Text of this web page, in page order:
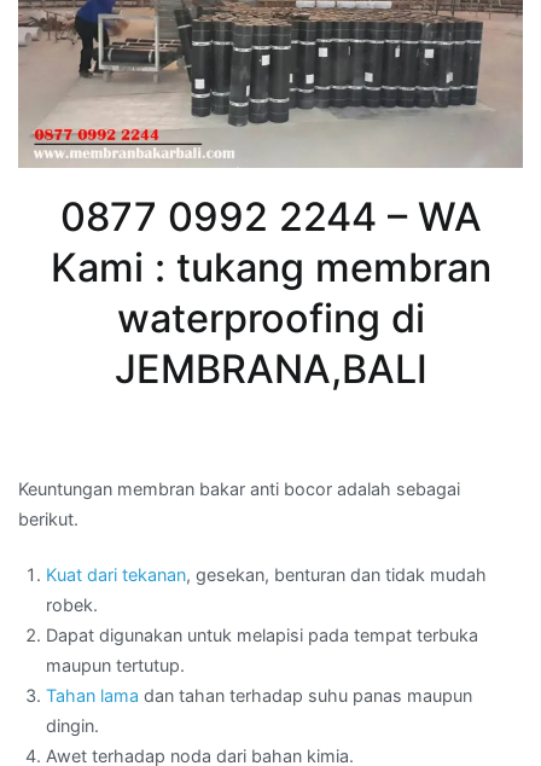
0877 0992 2244 – WA
Kami : tukang membran
waterproofing di
JEMBRANA,BALI
Keuntungan membran bakar anti bocor adalah sebagai
berikut.
Kuat dari tekanan, gesekan, benturan dan tidak mudah
robek.
Dapat digunakan untuk melapisi pada tempat terbuka
maupun tertutup.
Tahan lama dan tahan terhadap suhu panas maupun
dingin.
Awet terhadap noda dari bahan kimia.